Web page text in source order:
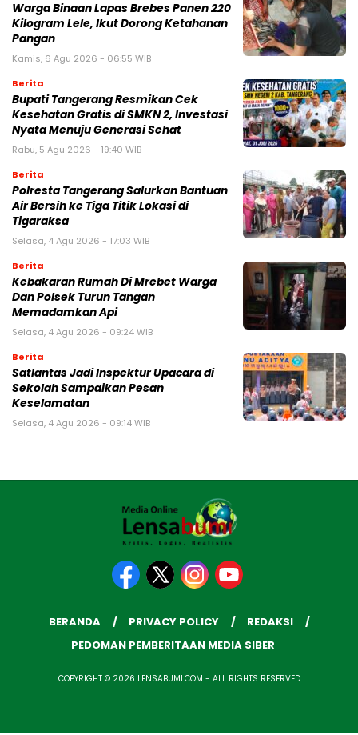
Warga Binaan Lapas Brebes Panen 220
Kilogram Lele, Ikut Dorong Ketahanan
Pangan
Kamis, 6 Agu 2026 - 06:55 WIB
Berita
‎Bupati Tangerang Resmikan Cek
Kesehatan Gratis di SMKN 2, Investasi
Nyata Menuju Generasi Sehat
Rabu, 5 Agu 2026 - 19:40 WIB
Berita
Polresta Tangerang Salurkan Bantuan
Air Bersih ke Tiga Titik Lokasi di
Tigaraksa
Selasa, 4 Agu 2026 - 17:03 WIB
Berita
Kebakaran Rumah Di Mrebet Warga
Dan Polsek Turun Tangan
Memadamkan Api
Selasa, 4 Agu 2026 - 09:24 WIB
Berita
Satlantas Jadi Inspektur Upacara di
Sekolah Sampaikan Pesan
Keselamatan
Selasa, 4 Agu 2026 - 09:14 WIB
BERANDA PRIVACY POLICY
REDAKSI
PEDOMAN PEMBERITAAN MEDIA SIBER
COPYRIGHT © 2026 LENSABUMI.COM - ALL RIGHTS RESERVED